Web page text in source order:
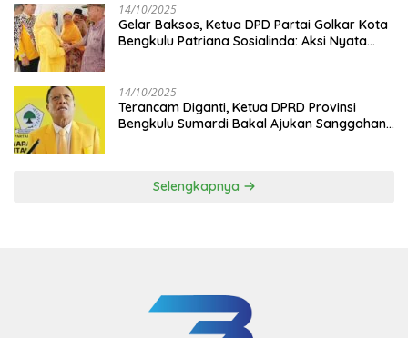
14/10/2025
‎Gelar Baksos, Ketua DPD Partai Golkar Kota
Bengkulu Patriana Sosialinda: Aksi Nyata
14/10/2025
Terancam Diganti, Ketua DPRD Provinsi
Bengkulu Sumardi Bakal Ajukan Sanggahan
Selengkapnya